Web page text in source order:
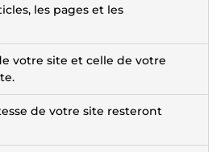
les pages et les
votre site et celle de votre
de votre site resteront